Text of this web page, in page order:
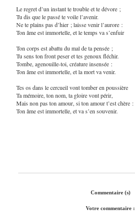
Le regret d’un instant te trouble et te dévore ;
Tu dis que le passé te voile l’avenir.
Ne te plains pas d’hier ; laisse venir l’aurore :
Ton âme est immortelle, et le temps va s’enfuir
Ton corps est abattu du mal de ta pensée ;
Tu sens ton front peser et tes genoux fléchir.
Tombe, agenouille-toi, créature insensée :
Ton âme est immortelle, et la mort va venir.
Tes os dans le cercueil vont tomber en poussière
Ta mémoire, ton nom, ta gloire vont périr,
Mais non pas ton amour, si ton amour t’est chère :
Ton âme est immortelle, et va s’en souvenir.
Commentaire (s)
Votre commentaire :